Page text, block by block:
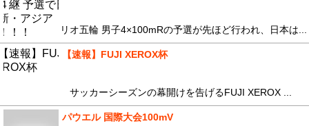
リオ五輪 男子4×100mRの予選が先ほど行われ、日本は...
【速報】FUJI XEROX杯
サッカーシーズンの幕開けを告げるFUJI XEROX ...
パウエル 国際大会100mV